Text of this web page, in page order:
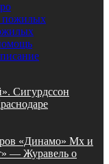
пожилых
Сигурдссон
«Динамо» Мх и
— Журавель о